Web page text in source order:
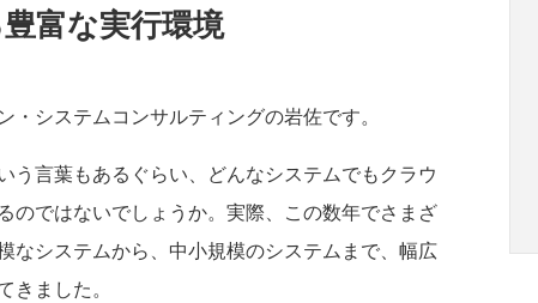
富な実行環境
システムコンサルティングの岩佐です。
言葉もあるぐらい、どんなシステムでもクラウ
のではないでしょうか。実際、この数年でさまざ
なシステムから、中小規模のシステムまで、幅広
ました。